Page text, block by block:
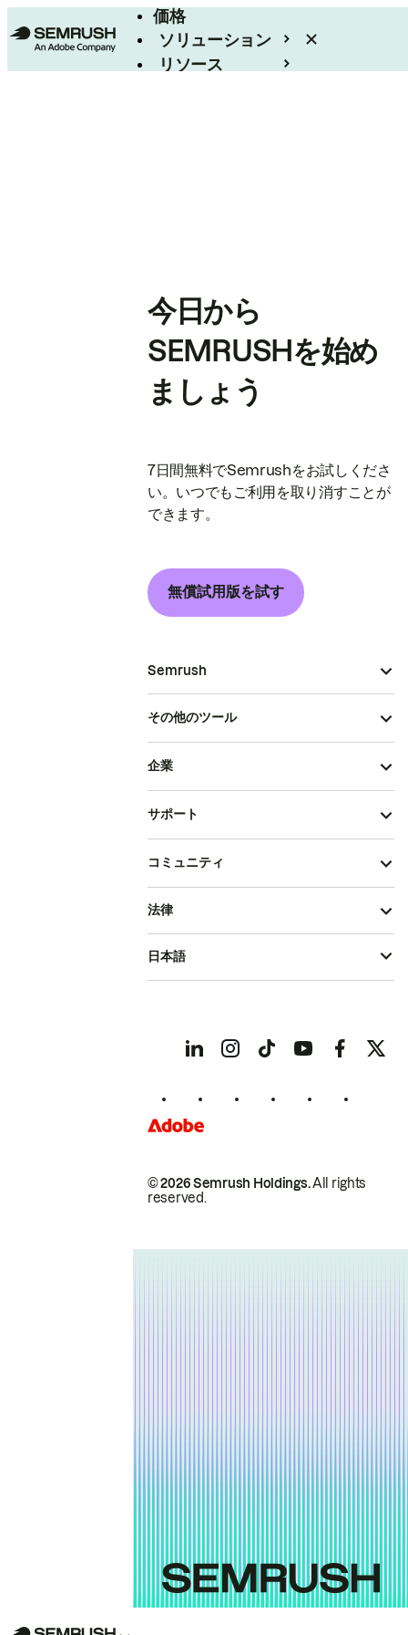
価格
ソリューション
リソース
今日から
SEMRUSHを始め
ましょう
7日間無料でSemrushをお試しくださ
い。いつでもご利用を取り消すことが
できます。
無償試用版を試す
Semrush
その他のツール
企業
サポート
コミュニティ
© 2026 Semrush Holdings.All rights
reserved.
法律
日本語